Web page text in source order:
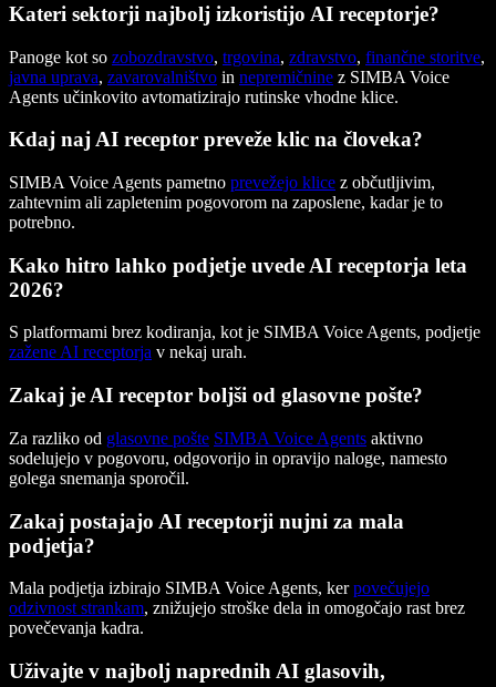
Kateri sektorji najbolj izkoristijo AI receptorje?
Panoge kot so zobozdravstvo, trgovina, zdravstvo, finančne storitve,
javna uprava, zavarovalništvo in nepremičnine z SIMBA Voice
Agents učinkovito avtomatizirajo rutinske vhodne klice.
Kdaj naj AI receptor preveže klic na človeka?
SIMBA Voice Agents pametno prevežejo klice z občutljivim,
zahtevnim ali zapletenim pogovorom na zaposlene, kadar je to
potrebno.
Kako hitro lahko podjetje uvede AI receptorja leta
2026?
S platformami brez kodiranja, kot je SIMBA Voice Agents, podjetje
zažene AI receptorja v nekaj urah.
Zakaj je AI receptor boljši od glasovne pošte?
Za razliko od glasovne pošte SIMBA Voice Agents aktivno
sodelujejo v pogovoru, odgovorijo in opravijo naloge, namesto
golega snemanja sporočil.
Zakaj postajajo AI receptorji nujni za mala
podjetja?
Mala podjetja izbirajo SIMBA Voice Agents, kerpovečujejo
odzivnost strankam, znižujejo stroške dela in omogočajo rast brez
povečevanja kadra.
Uživajte v najbolj naprednih AI glasovih,